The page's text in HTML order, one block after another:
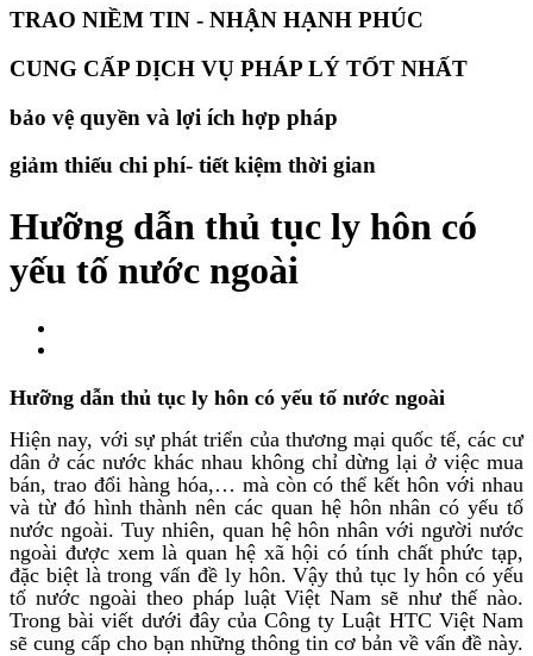
TRAO NIỀM TIN - NHẬN HẠNH PHÚC
CUNG CẤP DỊCH VỤ PHÁP LÝ TỐT NHẤT
bảo vệ quyền và lợi ích hợp pháp
giảm thiếu chi phí- tiết kiệm thời gian
Hưỡng dẫn thủ tục ly hôn có
yếu tố nước ngoài
Hưỡng dẫn thủ tục ly hôn có yếu tố nước ngoài
Hiện nay, với sự phát triển của thương mại quốc tế, các cư
dân ở các nước khác nhau không chỉ dừng lại ở việc mua
bán, trao đổi hàng hóa,… mà còn có thể kết hôn với nhau
và từ đó hình thành nên các quan hệ hôn nhân có yếu tố
nước ngoài. Tuy nhiên, quan hệ hôn nhân với người nước
ngoài được xem là quan hệ xã hội có tính chất phức tạp,
đặc biệt là trong vấn đề ly hôn. Vậy thủ tục ly hôn có yếu
tố nước ngoài theo pháp luật Việt Nam sẽ như thế nào.
Trong bài viết dưới đây của Công ty Luật HTC Việt Nam
sẽ cung cấp cho bạn những thông tin cơ bản về vấn đề này.